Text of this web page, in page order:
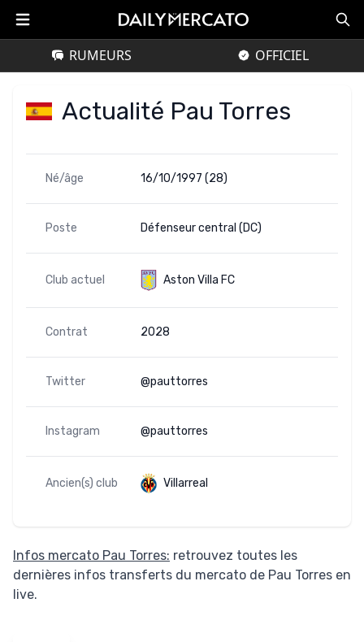
RUMEURS OFFICIEL
Actualité Pau Torres
Né/âge 16/10/1997 (28)
Poste Défenseur central (DC)
Club actuel Aston Villa FC
Contrat 2028
Twitter @pauttorres
Instagram @pauttorres
Ancien(s) club Villarreal
Infos mercato Pau Torres: retrouvez toutes les
dernières infos transferts du mercato de Pau Torres en
live.